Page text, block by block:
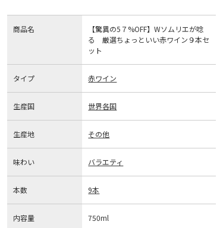
商品名
【驚異の5７%OFF】Wソムリエが唸
る 厳選ちょっといい赤ワイン９本セ
ット
タイプ 赤ワイン
生産国 世界各国
生産地 その他
味わい バラエティ
本数 9本
内容量 750ml